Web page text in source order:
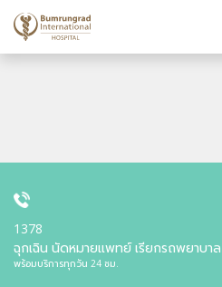
1378
ฉุกเฉิน นัดหมายแพทย์ เรียกรถพยาบาล
พร้อมบริการทุกวัน 24 ชม.